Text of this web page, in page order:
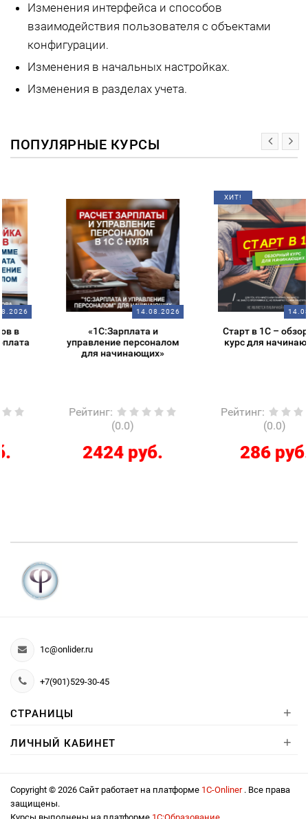
Изменения интерфейса и способов
взаимодействия пользователя с объектами
конфигурации.
Изменения в начальных настройках.
Изменения в разделах учета.
ПОПУЛЯРНЫЕ КУРСЫ
14.08.2026
«1С:Зарплата и
управление персоналом
для начинающих»
Рейтинг
:
2424 руб.
ХИТ!
14.08.2026
Старт в 1С – обзорный
курс для начинающих
Рейтинг
:
286 руб.
1c@onlider.ru
+7(901)529-30-45
СТРАНИЦЫ +
ЛИЧНЫЙ КАБИНЕТ +
Copyright © 2026 Сайт работает на платформе 1С-Onliner . Все права
защищены.